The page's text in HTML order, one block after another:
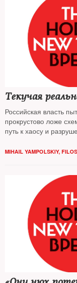
Текучая
Российская власть
прокрустово ложе
путь к хаосу и
MIHAIL YAMPOLSKIY,